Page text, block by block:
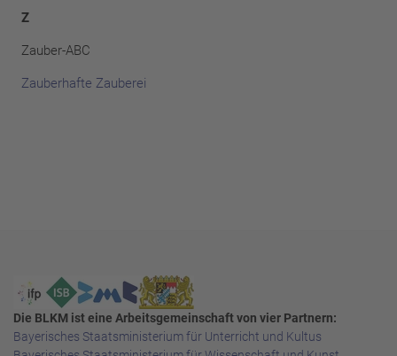
Z
Zauber-ABC
Zauberhafte Zauberei
Die BLKM ist eine Arbeitsgemeinschaft von vier Partnern:
Bayerisches Staatsministerium für Unterricht und Kultus